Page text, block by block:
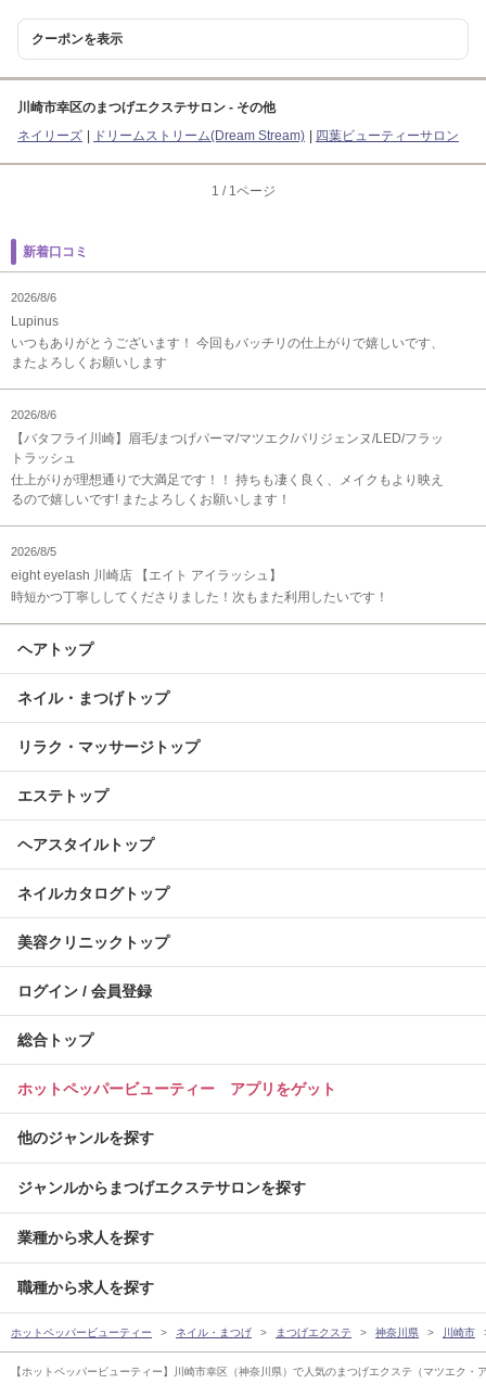
クーポンを表示
川崎市幸区のまつげエクステサロン - その他
ネイリーズ
ドリームストリーム(Dream Stream) 四葉ビューティーサロン
1 / 1ページ
新着口コミ
2026/8/6
Lupinus
いつもありがとうございます！ 今回もバッチリの仕上がりで嬉しいです、
またよろしくお願いします
2026/8/6
【バタフライ川崎】眉毛/まつげパーマ/マツエク/パリジェンヌ/LED/フラッ
トラッシュ
仕上がりが理想通りで大満足です！！ 持ちも凄く良く、メイクもより映え
るので嬉しいです! またよろしくお願いします！
2026/8/5
eight eyelash 川崎店 【エイト アイラッシュ】
時短かつ丁寧ししてくださりました！次もまた利用したいです！
ヘアトップ
ネイル・まつげトップ
リラク・マッサージトップ
エステトップ
ヘアスタイルトップ
ネイルカタログトップ
美容クリニックトップ
ログイン / 会員登録
総合トップ
ホットペッパービューティー アプリをゲット
他のジャンルを探す
ジャンルからまつげエクステサロンを探す
業種から求人を探す
職種から求人を探す
ホットペッパービューティー ネイル・まつげ まつげエクステ 神奈川県 川崎市
【ホットペッパービューティー】川崎市幸区（神奈川県）で人気のまつげエクステ（マツエク